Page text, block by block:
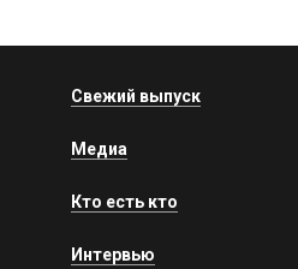
Свежий выпуск
Медиа
Кто есть кто
Интервью